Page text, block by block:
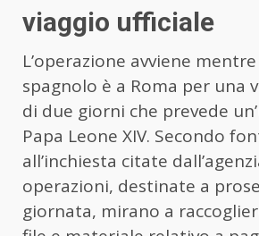
viaggio ufficiale
L’operazione avviene
spagnolo è a Roma per una
di due giorni che prevede
Papa Leone XIV. Secondo
all’inchiesta citate
operazioni, destinate a
giornata, mirano a